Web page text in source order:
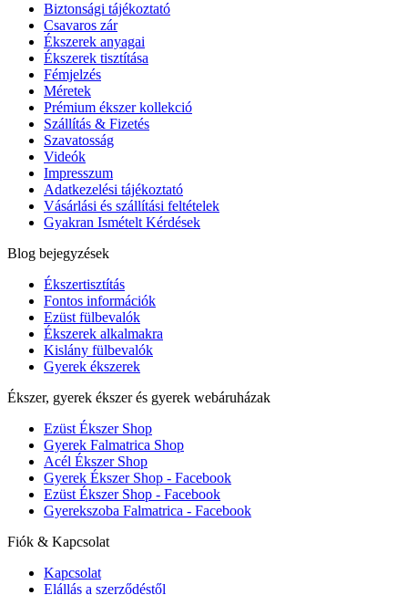
Biztonsági tájékoztató
Csavaros zár
Ékszerek anyagai
Ékszerek tisztítása
Fémjelzés
Méretek
Prémium ékszer kollekció
Szállítás & Fizetés
Szavatosság
Videók
Impresszum
Adatkezelési tájékoztató
Vásárlási és szállítási feltételek
Gyakran Ismételt Kérdések
Blog bejegyzések
Ékszertisztítás
Fontos információk
Ezüst fülbevalók
Ékszerek alkalmakra
Kislány fülbevalók
Gyerek ékszerek
Ékszer, gyerek ékszer és gyerek webáruházak
Ezüst Ékszer Shop
Gyerek Falmatrica Shop
Acél Ékszer Shop
Gyerek Ékszer Shop - Facebook
Ezüst Ékszer Shop - Facebook
Gyerekszoba Falmatrica - Facebook
Fiók & Kapcsolat
Kapcsolat
Elállás a szerződéstől